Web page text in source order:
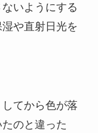
いようにする
や直射日光を
てから色が落
のと違った